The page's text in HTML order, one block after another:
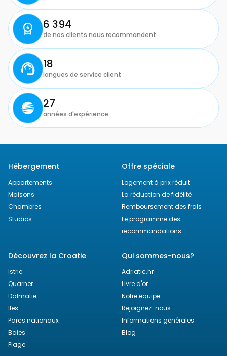
6 394
de nos clients nous recommandent
18
langues de service client
27
années d'expérience
Hébergement
Appartements
Maisons
Chambres
Studios
Offre spéciale
Logement à prix réduit
La réduction de fidélité
Remboursement des frais
Le programme des
recommandations
Découvrez la Croatie
Istrie
Quarner
Dalmatie
Iles
Parcs nationaux
Baies
Plage
Qui sommes-nous?
Adriatic.hr
Livre d'or
Notre équipe
Rejoignez-nous
Informations générales
Blog